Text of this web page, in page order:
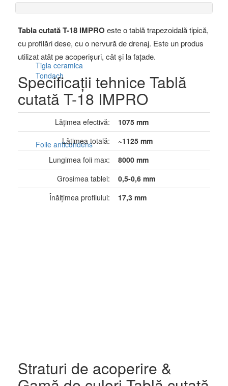
Tigla ceramica
Tondach
Folie anticondens
Tabla Cutata
Tabla cutată T-18 IMPRO este o tablă trapezoidală tipică,
cu profilări dese, cu o nervură de drenaj. Este un produs
utilizat atât pe acoperișuri, cât și la fațade.
Specificații tehnice Tablă
cutată T-18 IMPRO
Lăţimea efectivă:
1075 mm
Lăţimea totală:
~1125 mm
Lungimea foii max:
8000 mm
Grosimea tablei:
0,5-0,6 mm
Înălţimea profilului:
17,3 mm
Straturi de acoperire &